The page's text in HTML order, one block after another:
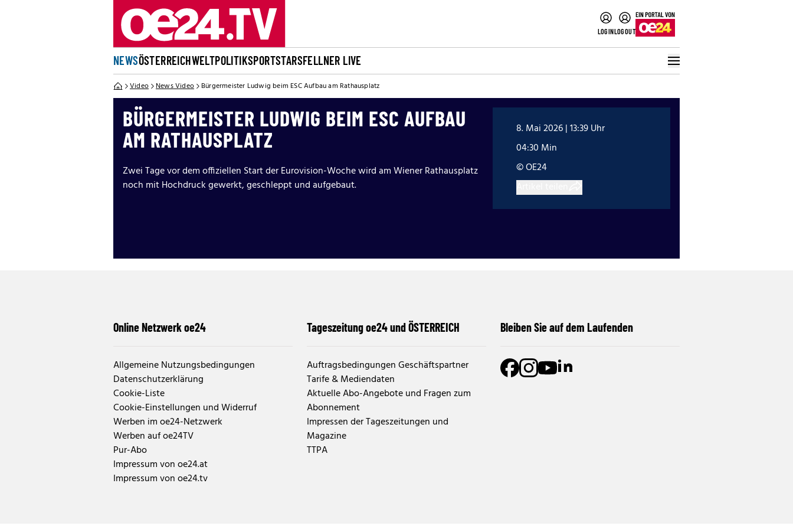
LOGINLOGOUT
NEWSÖSTERREICHWELTPOLITIKSPORTSTARSFELLNER LIVE
Video News Video Bürgermeister Ludwig beim ESC Aufbau am Rathausplatz
BÜRGERMEISTER LUDWIG BEIM ESC AUFBAU
AM RATHAUSPLATZ
Zwei Tage vor dem offiziellen Start der Eurovision-Woche wird am Wiener Rathausplatz
noch mit Hochdruck gewerkt, geschleppt und aufgebaut.
8. Mai 2026 | 13:39 Uhr
04:30 Min
© OE24
Online Netzwerk oe24
Allgemeine Nutzungsbedingungen
Datenschutzerklärung
Cookie-Liste
Cookie-Einstellungen und Widerruf
Werben im oe24-Netzwerk
Werben auf oe24TV
Pur-Abo
Impressum von oe24.at
Impressum von oe24.tv
Tageszeitung oe24 und ÖSTERREICH
Auftragsbedingungen Geschäftspartner
Tarife & Mediendaten
Aktuelle Abo-Angebote und Fragen zum
Abonnement
Impressen der Tageszeitungen und
Magazine
TTPA
Bleiben Sie auf dem Laufenden